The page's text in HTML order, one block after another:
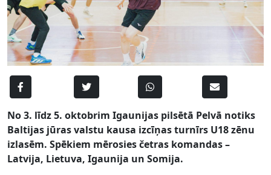
No 3. līdz 5. oktobrim Igaunijas pilsētā Pelvā notiks
Baltijas jūras valstu kausa izcīņas turnīrs U18 zēnu
izlasēm. Spēkiem mērosies četras komandas –
Latvija, Lietuva, Igaunija un Somija.